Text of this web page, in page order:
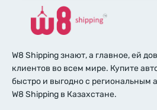
W8 Shipping знают, а главное, ей
клиентов во всем мире. Купите
быстро и выгодно с региональным
W8 Shipping в Казахстане.